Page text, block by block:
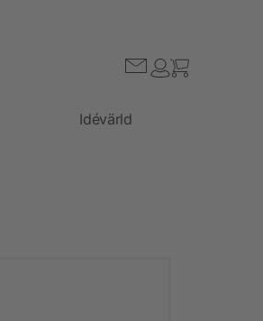
Idévärld